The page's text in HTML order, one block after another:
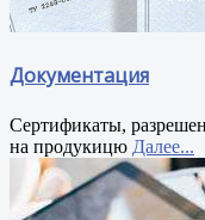
Документация
Сертификаты,
на продукицю Далее...